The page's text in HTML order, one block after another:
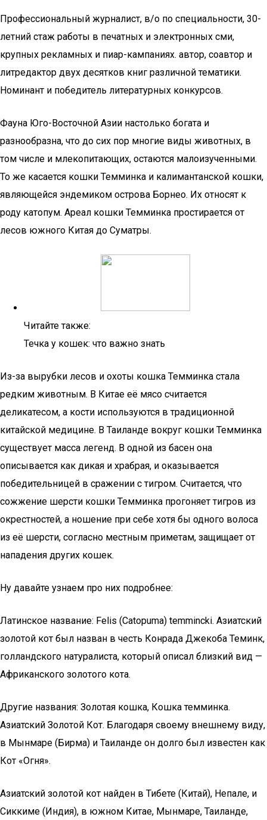
Профессиональный журналист, в/о по специальности, 30-
летний стаж работы в печатных и электронных сми,
крупных рекламных и пиар-кампаниях. автор, соавтор и
литредактор двух десятков книг различной тематики.
Номинант и победитель литературных конкурсов.
Фауна Юго-Восточной Азии настолько богата и
разнообразна, что до сих пор многие виды животных, в
том числе и млекопитающих, остаются малоизученными.
То же касается кошки Темминка и калимантанской кошки,
являющейся эндемиком острова Борнео. Их относят к
роду катопум. Ареал кошки Темминка простирается от
лесов южного Китая до Суматры.
Читайте также:
Течка у кошек: что важно знать
Из-за вырубки лесов и охоты кошка Темминка стала
редким животным. В Китае её мясо считается
деликатесом, а кости используются в традиционной
китайской медицине. В Таиланде вокруг кошки Темминка
существует масса легенд. В одной из басен она
описывается как дикая и храбрая, и оказывается
победительницей в сражении с тигром. Считается, что
сожжение шерсти кошки Темминка прогоняет тигров из
окрестностей, а ношение при себе хотя бы одного волоса
из её шерсти, согласно местным приметам, защищает от
нападения других кошек.
Ну давайте узнаем про них подробнее:
Латинское название: Felis (Catopuma) temmincki. Азиатский
золотой кот был назван в честь Конрада Джекоба Теминк,
голландского натуралиста, который описал близкий вид —
Африканского золотого кота.
Другие названия: Золотая кошка, Кошка темминка.
Азиатский Золотой Кот. Благодаря своему внешнему виду,
в Мынмаре (Бирма) и Таиланде он долго был известен как
Кот «Огня».
Азиатский золотой кот найден в Тибете (Китай), Непале, и
Сиккиме (Индия), в южном Китае, Мынмаре, Таиланде,